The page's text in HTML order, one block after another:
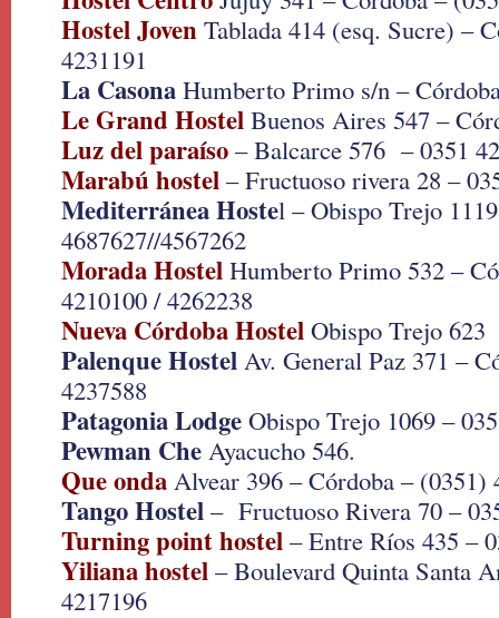
Hostel Joven Tablada 414 (esq. Sucre) –
4231191
La Casona Humberto Primo s/n –
Le Grand Hostel Buenos Aires 547 –
Luz del paraíso – Balcarce 576 – 0351
Marabú hostel – Fructuoso rivera 28 –
Mediterránea Hostel – Obispo Trejo
4687627//4567262
Morada Hostel Humberto Primo 532 –
4210100 / 4262238
Nueva Córdoba Hostel Obispo Trejo 623
Palenque Hostel Av. General Paz 371 –
4237588
Patagonia Lodge Obispo Trejo 1069 –
Pewman Che Ayacucho 546.
Que onda Alvear 396 – Córdoba – (0351)
Tango Hostel – Fructuoso Rivera 70 –
Turning point hostel – Entre Ríos 435 –
Yiliana hostel – Boulevard Quinta Santa
4217196